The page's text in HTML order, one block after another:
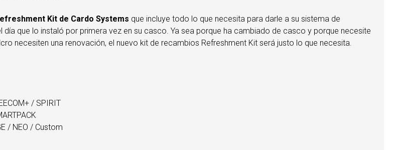
Kit de Cardo Systems que incluye todo lo que necesita para darle a su sistema de
que lo instaló por primera vez en su casco. Ya sea porque ha cambiado de casco y porque necesite
necesiten una renovación, el nuevo kit de recambios Refreshment Kit será justo lo que necesita.
/ SPIRIT
/ NEO / Custom